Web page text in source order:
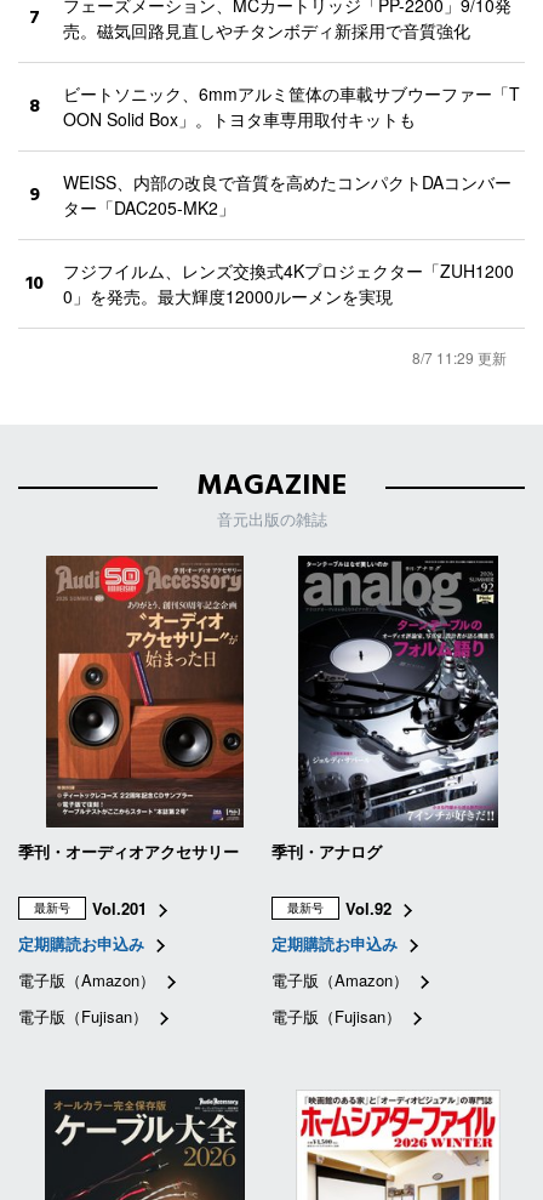
7
フェーズメーション、MCカートリッジ「PP-2200」9/10発
売。磁気回路見直しやチタンボディ新採用で音質強化
8
ビートソニック、6mmアルミ筐体の車載サブウーファー「T
OON Solid Box」。トヨタ車専用取付キットも
9
WEISS、内部の改良で音質を高めたコンパクトDAコンバー
ター「DAC205-MK2」
10
フジフイルム、レンズ交換式4Kプロジェクター「ZUH1200
0」を発売。最大輝度12000ルーメンを実現
8/7 11:29 更新
MAGAZINE
音元出版の雑誌
季刊・オーディオアクセサリー
最新号
Vol.201
定期購読お申込み
電子版（Amazon）
電子版（Fujisan）
季刊・アナログ
最新号
Vol.92
定期購読お申込み
電子版（Amazon）
電子版（Fujisan）